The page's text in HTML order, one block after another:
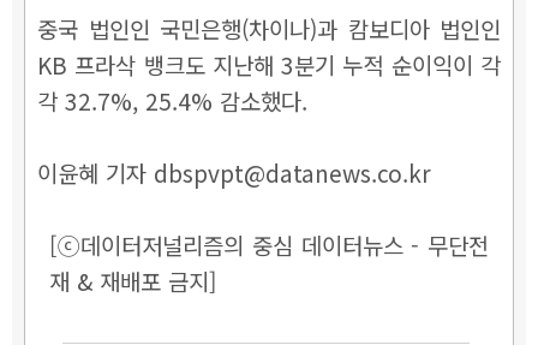
중국 법인인 국민은행(차이나)과 캄보디아 법인인
KB 프라삭 뱅크도 지난해 3분기 누적 순이익이 각
각 32.7%, 25.4% 감소했다.
이윤혜 기자 dbspvpt@datanews.co.kr
[ⓒ데이터저널리즘의 중심 데이터뉴스 - 무단전
재 & 재배포 금지]